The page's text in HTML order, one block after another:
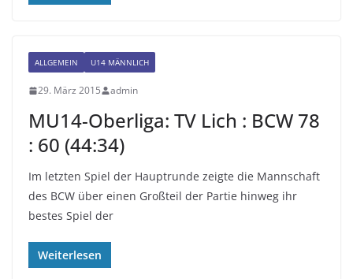
ALLGEMEIN U14 MÄNNLICH
29. März 2015 admin
MU14-Oberliga: TV Lich : BCW 78
: 60 (44:34)
Im letzten Spiel der Hauptrunde zeigte die Mannschaft
des BCW über einen Großteil der Partie hinweg ihr
bestes Spiel der
Weiterlesen